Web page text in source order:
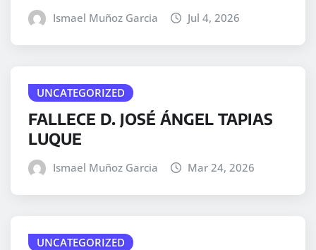
Ismael Muñoz Garcia Jul 4, 2026
UNCATEGORIZED
FALLECE D. JOSÉ ÁNGEL TAPIAS
LUQUE
Ismael Muñoz Garcia Mar 24, 2026
UNCATEGORIZED